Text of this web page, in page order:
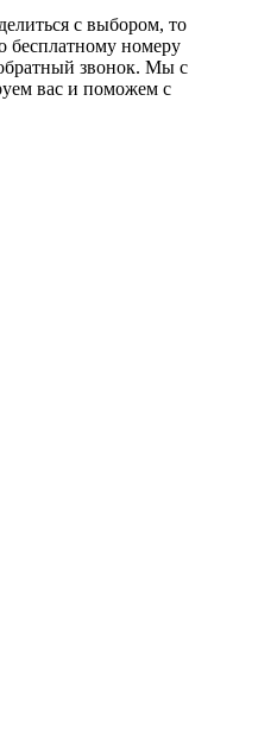
с выбором, то
бесплатному номеру
звонок. Мы с
вас и поможем с